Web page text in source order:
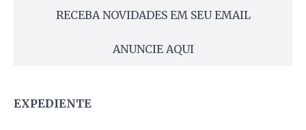
RECEBA NOVIDADES EM SEU EMAIL
ANUNCIE AQUI
EXPEDIENTE